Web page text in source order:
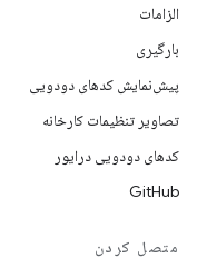
الزامات
بارگیری
پیش‌نمایش کدهای دودویی
تصاویر تنظیمات کارخانه
کدهای دودویی درایور
GitHub
متصل کردن